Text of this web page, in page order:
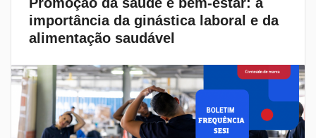
importância da ginástica laboral e da
alimentação saudável